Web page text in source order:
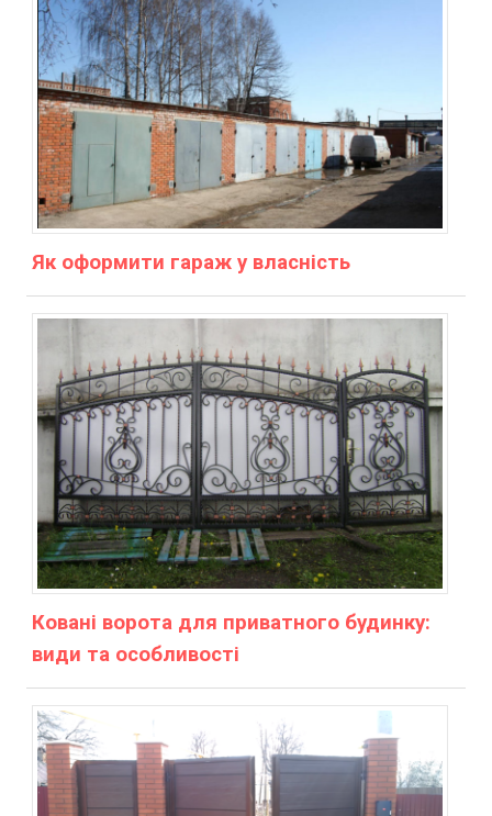
Як оформити гараж у власність
Ковані ворота для приватного будинку:
види та особливості